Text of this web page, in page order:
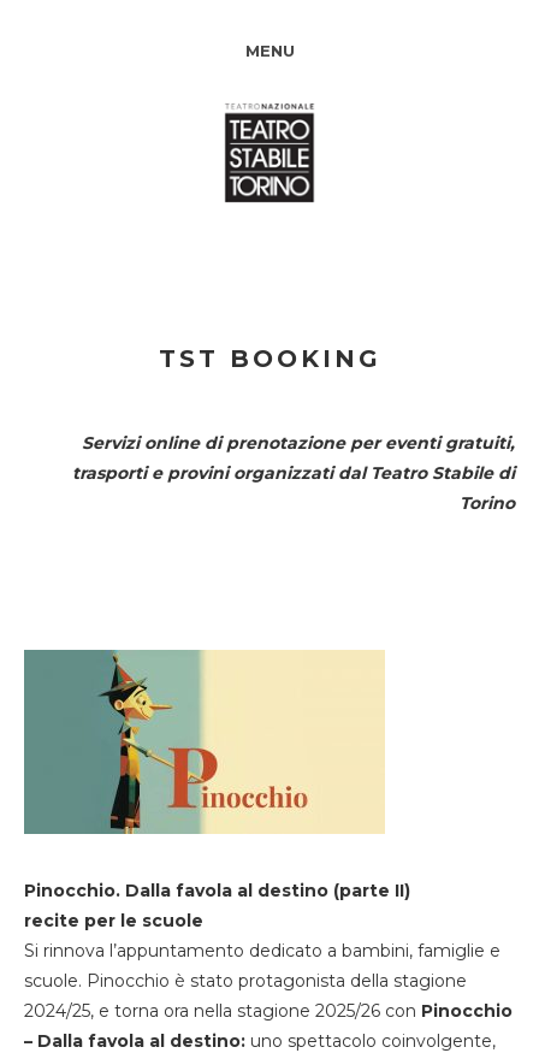
MENU
TST BOOKING
Servizi online di prenotazione per eventi gratuiti,
trasporti e provini organizzati dal Teatro Stabile di
Torino
Pinocchio. Dalla favola al destino (parte II)
recite per le scuole
Si rinnova l’appuntamento dedicato a bambini, famiglie e
scuole. Pinocchio è stato protagonista della stagione
2024/25, e torna ora nella stagione 2025/26 con Pinocchio
– Dalla favola al destino: uno spettacolo coinvolgente,